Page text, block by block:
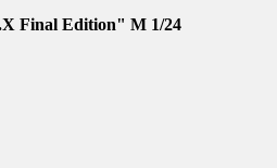
Final Edition" М 1/24